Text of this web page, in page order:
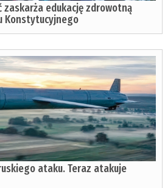
zaskarża edukację zdrowotną
Konstytucyjnego
ataku. Teraz atakuje